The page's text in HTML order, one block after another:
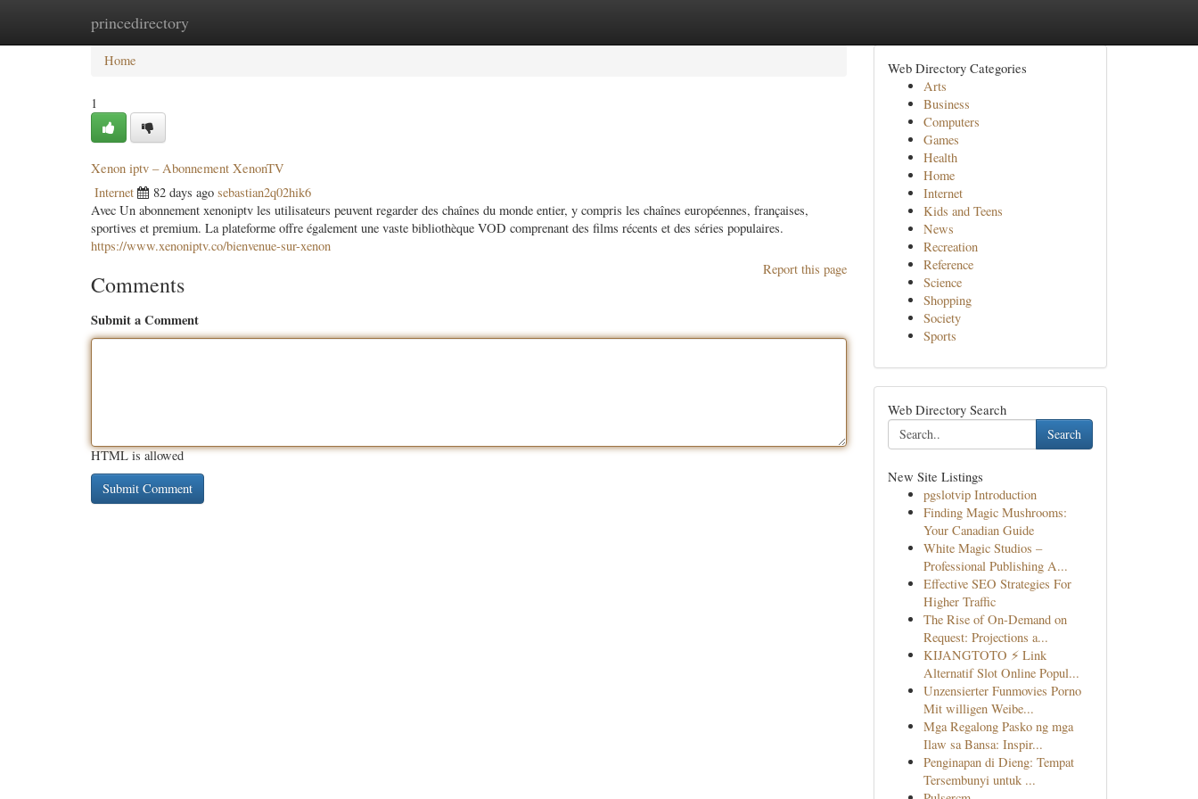
princedirectory
Home New Site Listings
Home
1
Xenon iptv – Abonnement XenonTV
Internet 82 days ago sebastian2q02hik6
Avec Un abonnement xenoniptv les utilisateurs peuvent regarder des chaînes du monde entier, y compris les chaînes européennes, françaises,
sportives et premium. La plateforme offre également une vaste bibliothèque VOD comprenant des films récents et des séries populaires.
https://www.xenoniptv.co/bienvenue-sur-xenon
Report this page
Comments
Submit a Comment
HTML is allowed
Web Directory Categories
Arts
Business
Computers
Games
Health
Home
Internet
Kids and Teens
News
Recreation
Reference
Science
Shopping
Society
Sports
Web Directory Search
Search
New Site Listings
pgslotvip Introduction
Finding Magic Mushrooms:
Your Canadian Guide
White Magic Studios –
Professional Publishing A...
Effective SEO Strategies For
Higher Traffic
The Rise of On-Demand on
Request: Projections a...
KIJANGTOTO ⚡ Link
Alternatif Slot Online Popul...
Unzensierter Funmovies Porno
Mit willigen Weibe...
Mga Regalong Pasko ng mga
Ilaw sa Bansa: Inspir...
Penginapan di Dieng: Tempat
Tersembunyi untuk ...